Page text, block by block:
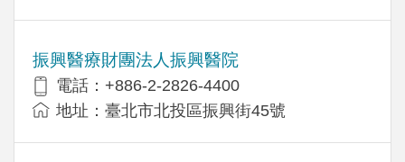
振興醫療財團法人振興醫院
電話：+886-2-2826-4400
地址：臺北市北投區振興街45號